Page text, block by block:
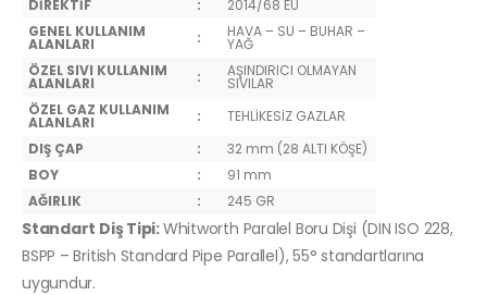
DİREKTİF
:
2014/68 EU
GENEL KULLANIM
ALANLARI : HAVA – SU – BUHAR –
YAĞ
ÖZEL SIVI KULLANIM
ALANLARI : AŞINDIRICI OLMAYAN
SIVILAR
ÖZEL GAZ KULLANIM
ALANLARI :
TEHLİKESİZ GAZLAR
DIŞ ÇAP
:
32 mm (28 ALTI KÖŞE)
BOY
:
91 mm
AĞIRLIK
: 245 GR
Standart Diş Tipi:Whitworth Paralel Boru Dişi (DIN ISO 228,
BSPP – British Standard Pipe Parallel), 55° standartlarına
uygundur.